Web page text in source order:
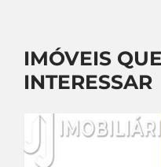
IMÓVEIS
INTERESSAR